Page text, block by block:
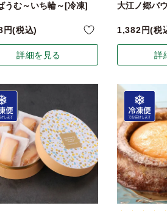
うむ～いち輪～[冷凍]
税込
詳細を見る
大江ノ郷バ
1,382 税
詳